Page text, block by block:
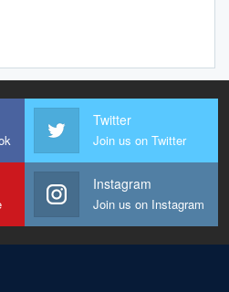
Twitter
Join us on Twitter
Instagram
Join us on Instagram